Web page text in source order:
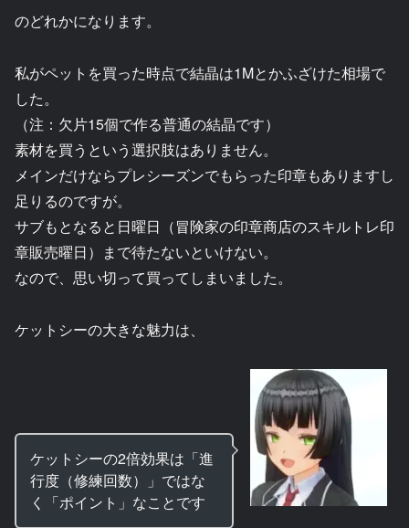
のどれかになります。
私がペットを買った時点で結晶は1Mとかふざけた相場で
した。
（注：欠片15個で作る普通の結晶です）
素材を買うという選択肢はありません。
メインだけならプレシーズンでもらった印章もありますし
足りるのですが。
サブもとなると日曜日（冒険家の印章商店のスキルトレ印
章販売曜日）まで待たないといけない。
なので、思い切って買ってしまいました。
ケットシーの大きな魅力は、
ケットシーの2倍効果は「進
行度（修練回数）」ではな
く「ポイント」なことです